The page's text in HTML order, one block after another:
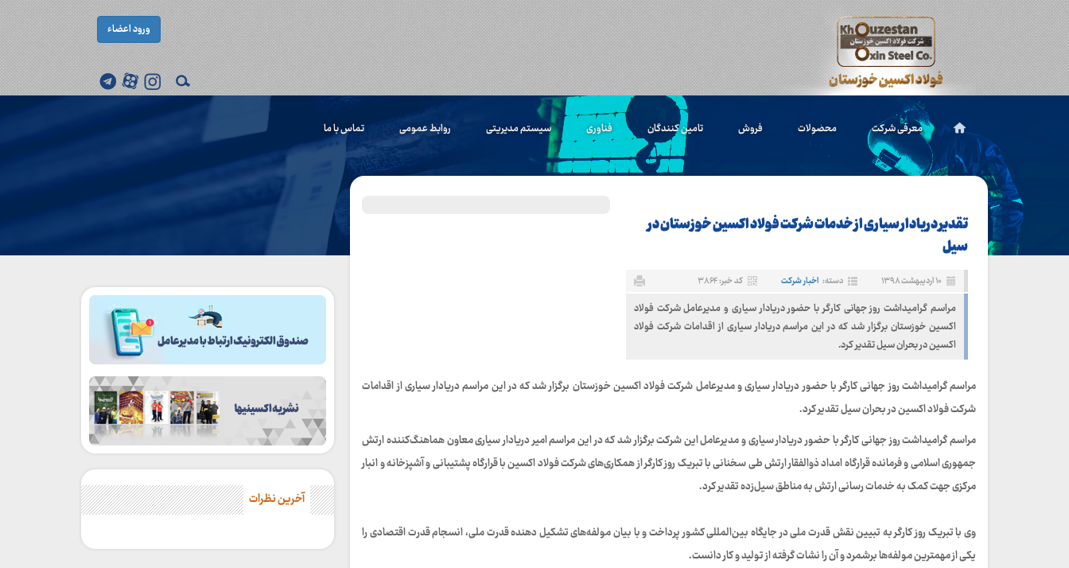
ورود اعضاء
معرفی شرکت محصولات فروش تامین کنندگان فناوری سیستم مدیریتی روابط عمومی تماس با ما
تقدیر دریادار سیاری از خدمات شرکت فولاد اکسین خوزستان در
سیل
۱۰ اردیبهشت ۱۳۹۸ دسته: اخبار شرکت کد خبر: ۳۸۶۴
مراسم گرامیداشت روز جهانی کارگر با حضور دریادار سیاری و مدیرعامل شرکت فولاد
اکسین خوزستان برگزار شد که در این مراسم دریادار سیاری از اقدامات شرکت فولاد
اکسین در بحران سیل تقدیر کرد.
مراسم گرامیداشت روز جهانی کارگر با حضور دریادار سیاری و مدیرعامل شرکت فولاد اکسین خوزستان برگزار شد که در این مراسم دریادار سیاری از اقدامات
شرکت فولاد اکسین در بحران سیل تقدیر کرد.
مراسم گرامیداشت روز جهانی کارگر با حضور دریادار سیاری و مدیرعامل این شرکت برگزار شد که در این مراسم امیر دریادار سیاری معاون هماهنگ‌کننده ارتش
جمهوری اسلامی و فرمانده قرارگاه امداد ذوالفقار ارتش طی سخنانی با تبریک روز کارگر از همکاری‌های شرکت فولاد اکسین با قرارگاه پشتیبانی و آشپزخانه و انبار
مرکزی جهت کمک به خدمات رسانی ارتش به مناطق سیل‌زده تقدیر کرد.
وی با تبریک روز کارگر به تبیین نقش قدرت ملی در جایگاه بین‌المللی کشور پرداخت و با بیان مولفه‌های تشکیل دهنده قدرت ملی، انسجام قدرت اقتصادی را
یکی از مهمترین مولفه‌ها برشمرد و آن را نشات گرفته از تولید و کار دانست.
آخرین نظرات